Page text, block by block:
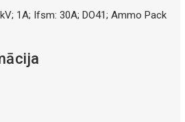
1A; Ifsm: 30A; DO41; Ammo Pack